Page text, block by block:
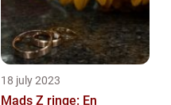
18 july 2023
Mads Z ringe: En